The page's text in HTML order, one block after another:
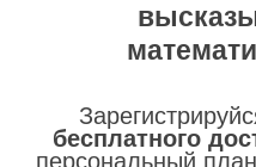
бесплатного
персональный план